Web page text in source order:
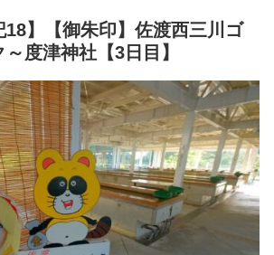
18】【御朱印】佐渡西三川ゴ
度津神社【3日目】